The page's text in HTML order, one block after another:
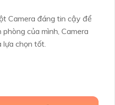
Camera đáng tin cậy để
của mình, Camera
lựa chọn tốt.